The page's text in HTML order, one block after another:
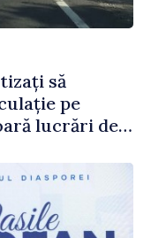
să
pe
lucrări de